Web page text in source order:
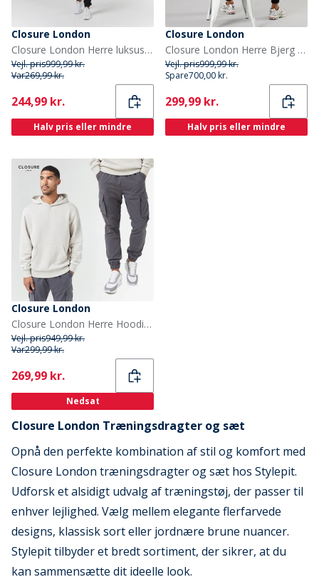
Closure London
Closure London Herre luksus træningsdragt sort
Vejl. pris999,99 kr.
Var269,99 kr.
Current
244,99 kr.
Halv pris eller mindre
Closure London
Closure London Herre Bjerg Silhuet Træningsdragt Sort/Olive
Vejl. pris999,99 kr.
Spare700,00 kr.
Current
299,99 kr.
Halv pris eller mindre
Closure London
Closure London Herre Hoodie Og Cargo Bukser Sæt Sten/Antracit
Vejl. pris949,99 kr.
Var299,99 kr.
Current
269,99 kr.
Nedsat
Closure London Træningsdragter og sæt
Opnå den perfekte kombination af stil og komfort med
Closure London træningsdragter og sæt hos Stylepit.
Udforsk et alsidigt udvalg af træningstøj, der passer til
enhver lejlighed. Vælg mellem elegante flerfarvede
designs, klassisk sort eller jordnære brune nuancer.
Stylepit tilbyder et bredt sortiment, der sikrer, at du
kan sammensætte dit ideelle look.